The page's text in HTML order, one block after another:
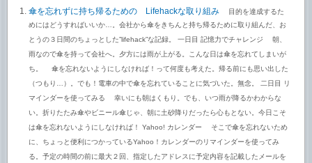
傘を忘れずに持ち帰るための Lifehackな取り組み 目的を達成するた
めにはどうすればいいか…。会社から傘をきちんと持ち帰るために取り組んだ、お
とうの３日間のちょっとした”lifehack”な記録。 一日目 記憶力でチャレンジ 朝、
雨なので傘を持って会社へ。夕方には雨が上がる。こんな日は傘を忘れてしまいが
ち。 傘を忘れないようにしなければ！って何度も考えた。帰る前にも思い出した
（つもり…）。でも！電車の中で傘を忘れていることに気づいた。無念。 二日目 リ
マインダーを使ってみる 幸いにも朝はくもり。でも、いつ雨が降るかわからな
い。折りたたみ傘やビニール傘じゃ、朝に土砂降りだったら心もとない。今日こそ
は傘を忘れないようにしなければ！ Yahoo! カレンダー そこで傘を忘れないため
に、ちょっと便利につかっているYahoo！カレンダーのリマインダーを使ってみ
る。予定の時間の前に最大２回、指定したアドレスに予定内容を記載したメールを